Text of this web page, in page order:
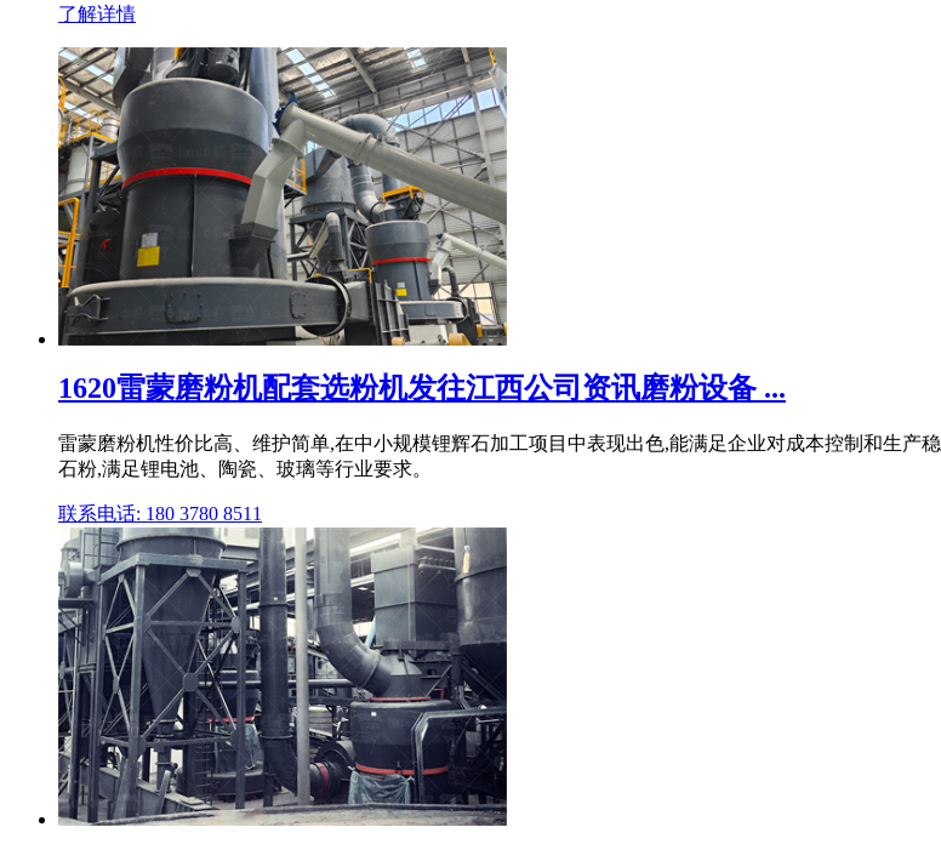
了解详情
1620雷蒙磨粉机配套选粉机发往江西公司资讯磨粉设备 ...
雷蒙磨粉机性价比高、维护简单,在中小规模锂辉石加工项目中表现出色,能满足企业对成本控制和生产
石粉,满足锂电池、陶瓷、玻璃等行业要求。
联系电话: 180 3780 8511